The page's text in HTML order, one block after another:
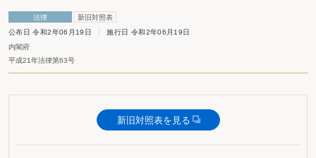
法律
新旧対照表
公布日 令和2年06月19日
施行日 令和2年06月19日
内閣府
平成21年法律第63号
新旧対照表を見る